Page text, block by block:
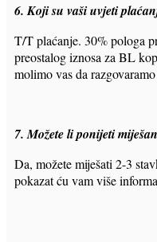
6. Koji su vaši uvjeti
T/T plaćanje. 30% pologa
preostalog iznosa za BL
molimo vas da
7. Možete li ponijeti
Da, možete miješati 2-3
pokazat ću vam više